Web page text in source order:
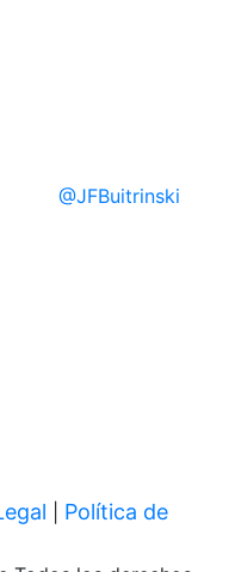
@JFBuitrinski
Política de